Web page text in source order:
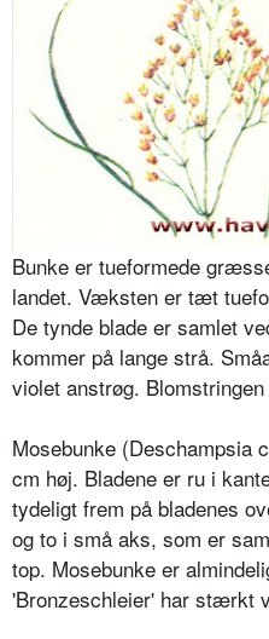
Bunke er tueformede
landet. Væksten er tæt
De tynde blade er samlet
kommer på lange strå.
violet anstrøg.
Mosebunke (Deschampsia
cm høj. Bladene er ru i
tydeligt frem på bladenes
og to i små aks, som er
top. Mose­bunke er
'Bronzeschleier' har stærkt